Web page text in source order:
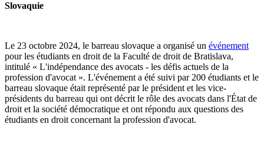
Slovaquie
Le 23 octobre 2024, le barreau slovaque a organisé un événement
pour les étudiants en droit de la Faculté de droit de Bratislava,
intitulé « L'indépendance des avocats - les défis actuels de la
profession d'avocat ». L'événement a été suivi par 200 étudiants et le
barreau slovaque était représenté par le président et les vice-
présidents du barreau qui ont décrit le rôle des avocats dans l'État de
droit et la société démocratique et ont répondu aux questions des
étudiants en droit concernant la profession d'avocat.